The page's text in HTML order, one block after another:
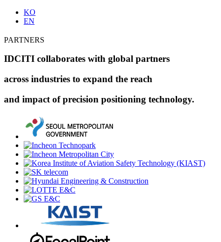
KO
EN
PARTNERS
IDCITI collaborates with global partners
across industries to expand the reach
and impact of precision positioning technology.